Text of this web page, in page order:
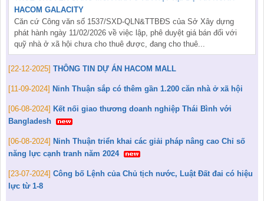
HACOM GALACITY
Căn cứ Công văn số 1537/SXD-QLN&TTBĐS của Sở Xây dựng
phát hành ngày 11/02/2026 về việc lập, phê duyệt giá bán đối với
quỹ nhà ở xã hội chưa cho thuê được, đang cho thuê...
[22-12-2025] THÔNG TIN DỰ ÁN HACOM MALL
[11-09-2024] Ninh Thuận sắp có thêm gần 1.200 căn nhà ở xã hội
[06-08-2024] Kết nối giao thương doanh nghiệp Thái Bình với
Bangladesh
[06-08-2024] Ninh Thuận triển khai các giải pháp nâng cao Chỉ số
năng lực cạnh tranh năm 2024
[23-07-2024] Công bố Lệnh của Chủ tịch nước, Luật Đất đai có hiệu
lực từ 1-8